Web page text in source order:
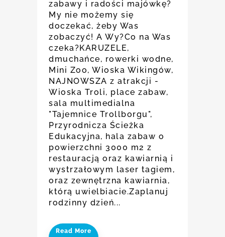
zabawy i radości majówkę?
My nie możemy się
doczekać, żeby Was
zobaczyć! A Wy?Co na Was
czeka?KARUZELE,
dmuchańce, rowerki wodne,
Mini Zoo, Wioska Wikingów,
NAJNOWSZA z atrakcji -
Wioska Troli, place zabaw,
sala multimedialna
"Tajemnice Trollborgu",
Przyrodnicza Ścieżka
Edukacyjna, hala zabaw o
powierzchni 3000 m2 z
restauracją oraz kawiarnią i
wystrzałowym laser tagiem,
oraz zewnętrzna kawiarnia,
którą uwielbiacie.Zaplanuj
rodzinny dzień...
Read More